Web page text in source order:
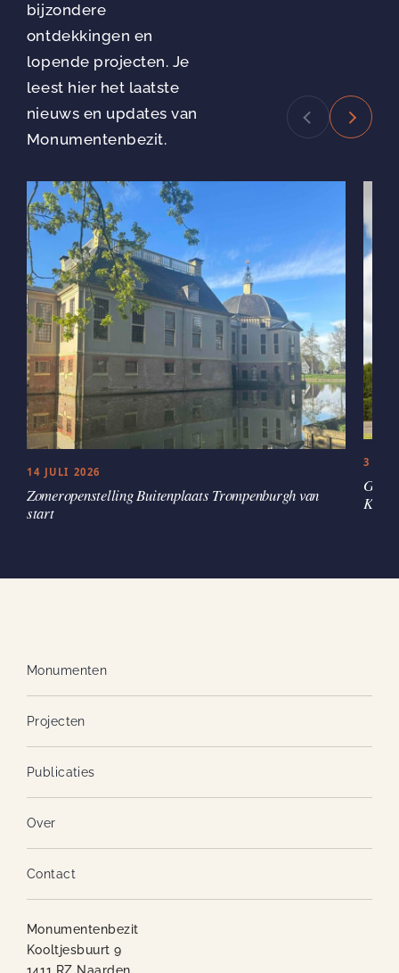
bijzondere
ontdekkingen en
lopende projecten. Je
leest hier het laatste
nieuws en updates van
Monumentenbezit.
14 JULI 2026
Zomeropenstelling Buitenplaats Trompenburgh van
start
3
Monumenten
Projecten
Publicaties
Over
Contact
Monumentenbezit
Kooltjesbuurt 9
1411 RZ Naarden